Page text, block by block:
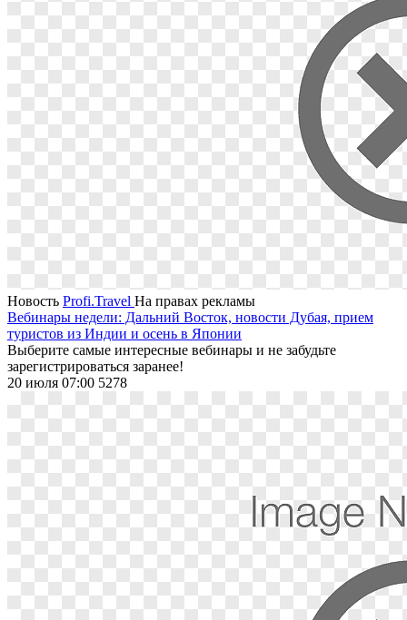
Новость Profi.Travel На правах рекламы
Вебинары недели: Дальний Восток, новости Дубая, прием
туристов из Индии и осень в Японии
Выберите самые интересные вебинары и не забудьте
зарегистрироваться заранее!
20 июля 07:00 5278